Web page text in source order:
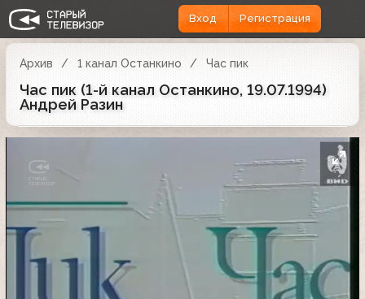
Вход Регистрация
Архив 1 канал Останкино Час пик
Час пик (1-й канал Останкино, 19.07.1994)
Андрей Разин